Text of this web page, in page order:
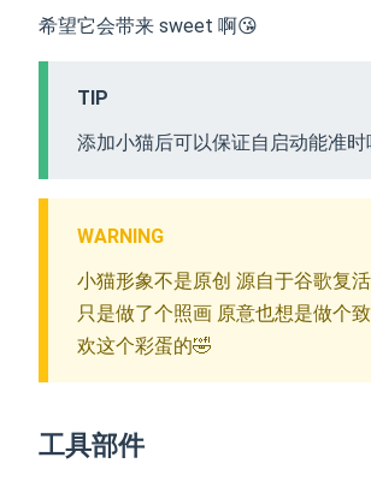
希望它会带来 sweet 啊😘
TIP
添加小猫后可以保证自启动能准时
WARNING
小猫形象不是原创 源自于谷歌复
只是做了个照画 原意也想是做个
欢这个彩蛋的🤣
工具部件